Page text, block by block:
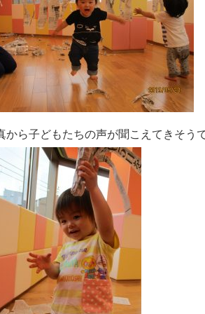
から子どもたちの声が聞こえてきそう